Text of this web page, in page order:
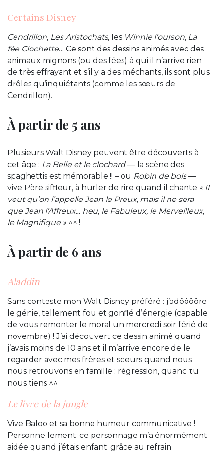
Certains Disney
Cendrillon, Les Aristochats, les Winnie l’ourson, La
fée Clochette… Ce sont des dessins animés avec des
animaux mignons (ou des fées) à qui il n’arrive rien
de très effrayant et s’il y a des méchants, ils sont plus
drôles qu’inquiétants (comme les sœurs de
Cendrillon).
À partir de 5 ans
Plusieurs Walt Disney peuvent être découverts à
cet âge : La Belle et le clochard— la scène des
spaghettis est mémorable !! – ou Robin de bois—
vive Père siffleur, à hurler de rire quand il chante « Il
veut qu’on l’appelle Jean le Preux, mais il ne sera
que Jean l’Affreux… heu, le Fabuleux, le Merveilleux,
le Magnifique » ^^ !
À partir de 6 ans
Aladdin
Sans conteste mon Walt Disney préféré : j’adôôôôre
le génie, tellement fou et gonflé d’énergie (capable
de vous remonter le moral un mercredi soir férié de
novembre) ! J’ai découvert ce dessin animé quand
j’avais moins de 10 ans et il m’arrive encore de le
regarder avec mes frères et soeurs quand nous
nous retrouvons en famille : régression, quand tu
nous tiens ^^
Le livre de la jungle
Vive Baloo et sa bonne humeur communicative !
Personnellement, ce personnage m’a énormément
aidée quand j’étais enfant, grâce au refrain